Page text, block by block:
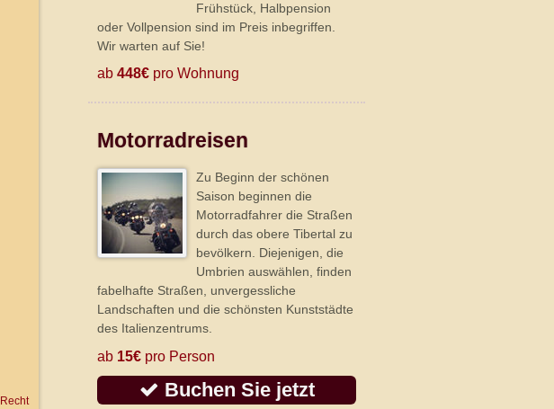
Frühstück, Halbpension
oder Vollpension sind im Preis inbegriffen.
Wir warten auf Sie!
ab 448€ pro Wohnung
Motorradreisen
Zu Beginn der schönen
Saison beginnen die
Motorradfahrer die Straßen
durch das obere Tibertal zu
bevölkern. Diejenigen, die
Umbrien auswählen, finden
fabelhafte Straßen, unvergessliche
Landschaften und die schönsten Kunststädte
des Italienzentrums.
ab 15€ pro Person
Buchen Sie jetzt